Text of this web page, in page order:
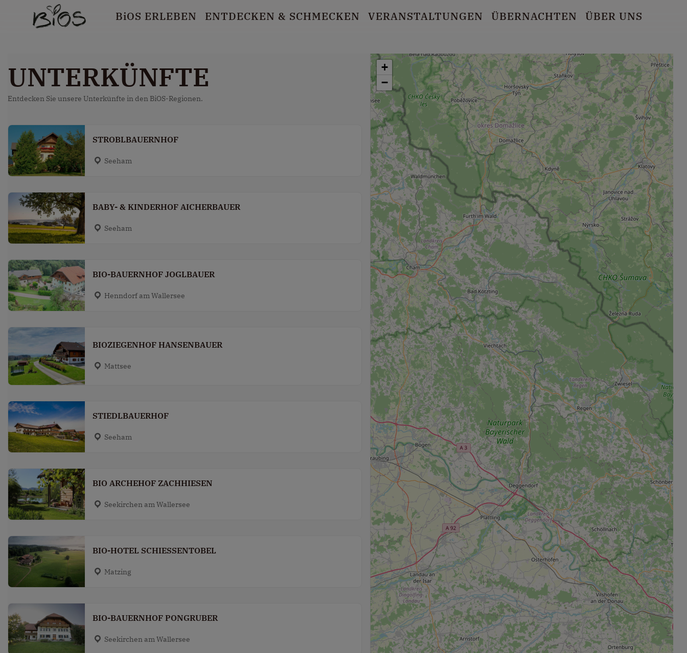
BiOS ERLEBEN ENTDECKEN & SCHMECKEN VERANSTALTUNGEN ÜBERNACHTEN ÜBER UNS
UNTERKÜNFTE
Entdecken Sie unsere Unterkünfte in den BiOS-Regionen.
STROBLBAUERNHOF
Seeham
BABY- & KINDERHOF AICHERBAUER
Seeham
BIO-BAUERNHOF JOGLBAUER
Henndorf am Wallersee
BIOZIEGENHOF HANSENBAUER
Mattsee
STIEDLBAUERHOF
Seeham
BIO ARCHEHOF ZACHHIESEN
Seekirchen am Wallersee
BIO-HOTEL SCHIESSENTOBEL
Matzing
BIO-BAUERNHOF PONGRUBER
Seekirchen am Wallersee
+
−